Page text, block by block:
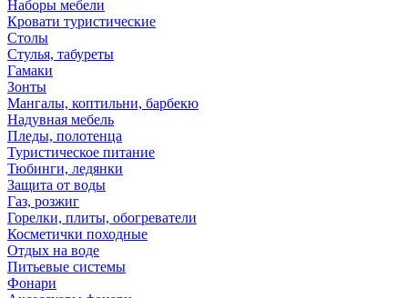
Наборы мебели
Кровати туристические
Столы
Стулья, табуреты
Гамаки
Зонты
Мангалы, коптильни, барбекю
Надувная мебель
Пледы, полотенца
Туристическое питание
Тюбинги, ледянки
Защита от воды
Газ, розжиг
Горелки, плиты, обогреватели
Косметички походные
Отдых на воде
Питьевые системы
Фонари